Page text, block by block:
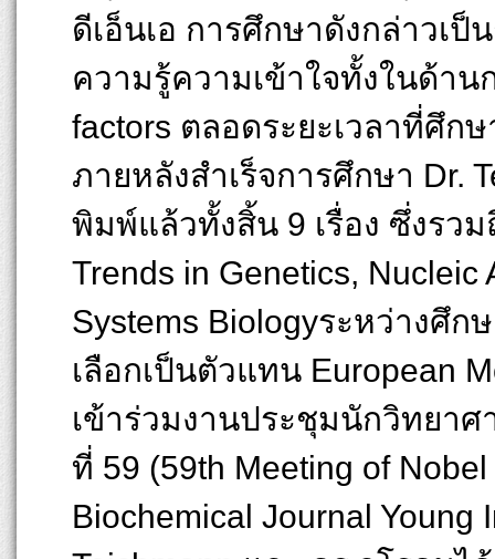
ดีเอ็นเอ การศึกษาดังกล่าวเ
ความรู้ความเข้าใจทั้งในด้า
factors ตลอดระยะเวลาที่ศึก
ภายหลังสำเร็จการศึกษา Dr.
พิมพ์แล้วทั้งสิ้น 9 เรื่อง ซึ่งรว
Trends in Genetics,
Systems Biologyระหว่างศึ
เลือกเป็นตัวแทน European
เข้าร่วมงานประชุมนักวิทยาศ
ที่ 59 (59th Meeting of
Biochemical Journal Young